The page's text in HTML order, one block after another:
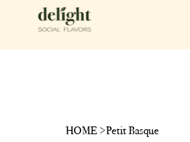
HOME >Petit Basque